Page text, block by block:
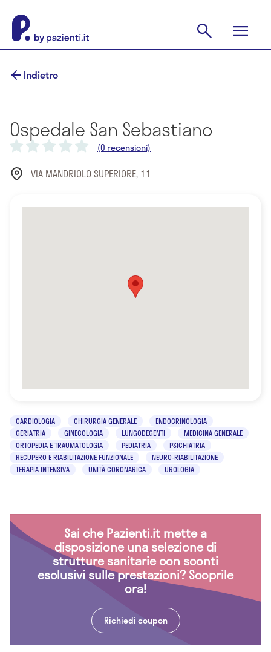
Indietro
Ospedale San Sebastiano
(0 recensioni)
VIA MANDRIOLO SUPERIORE, 11
CARDIOLOGIA CHIRURGIA GENERALE
ENDOCRINOLOGIA
GERIATRIA
GINECOLOGIA LUNGODEGENTI
MEDICINA GENERALE
ORTOPEDIA E TRAUMATOLOGIA
PEDIATRIA
PSICHIATRIA
RECUPERO E RIABILITAZIONE FUNZIONALE
NEURO-RIABILITAZIONE
TERAPIA INTENSIVA
UNITÀ CORONARICA UROLOGIA
Sai che Pazienti.it mette a
disposizione una selezione di
strutture sanitarie con sconti
esclusivi sulle prestazioni? Scoprile
ora!
Richiedi coupon